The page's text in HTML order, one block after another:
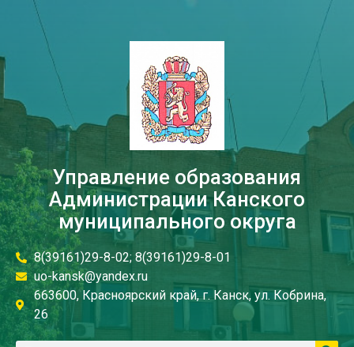
Управление образования
Администрации Канского
муниципального округа
8(39161)29-8-02; 8(39161)29-8-01
uo-kansk@yandex.ru
663600, Красноярский край, г. Канск, ул. Кобрина,
26